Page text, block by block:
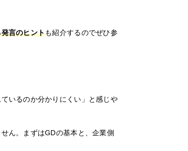
言のヒントも紹介するのでぜひ参
いるのか分かりにくい」と感じや
ん。まずはGDの基本と、企業側